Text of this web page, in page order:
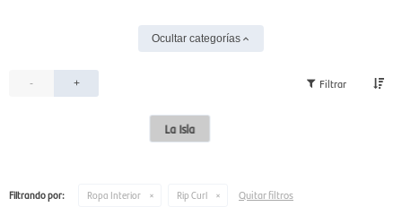
Ocultar categorías
- +
La Isla
Filtrando por: Ropa Interior Rip Curl Quitar filtros